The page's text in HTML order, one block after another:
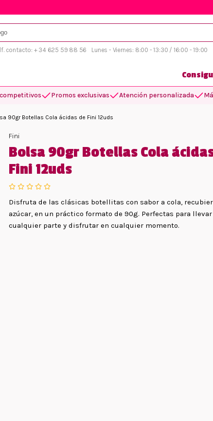
contacto: + 34 625 59 88 56 Lunes - Viernes: 8:00 - 13:30 / 16:00 - 19:00
Promos exclusivas Atención personalizada
90gr Botellas Cola ácidas de Fini 12uds
Fini
Bolsa 90gr Botellas Cola
Fini 12uds
Disfruta de las clásicas botellitas con sabor a cola,
azúcar, en un práctico formato de 90g. Perfectas para llevar
cualquier parte y disfrutar en cualquier momento.